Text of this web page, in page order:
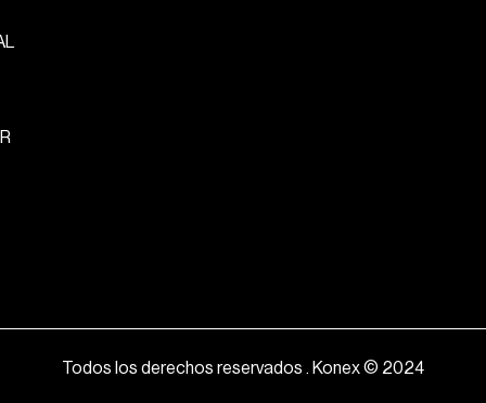
Todos los derechos reservados . Konex © 2024